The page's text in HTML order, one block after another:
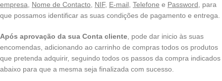
empresa, Nome de Contacto, NIF, E-mail, Telefone e Password, para
que possamos identificar as suas condições de pagamento e entrega.
Após aprovação da sua Conta cliente, pode dar inicio às suas
encomendas, adicionando ao carrinho de compras todos os produtos
que pretenda adquirir, seguindo todos os passos da compra indicados
abaixo para que a mesma seja finalizada com sucesso.